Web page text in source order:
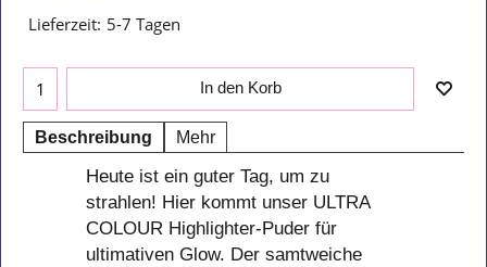
Lieferzeit: 5-7 Tagen
In den Korb
Beschreibung Mehr
Heute ist ein guter Tag, um zu
strahlen! Hier kommt unser ULTRA
COLOUR Highlighter-Puder für
ultimativen Glow. Der samtweiche